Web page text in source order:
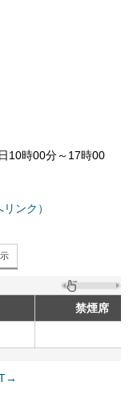
10時00分～17時00
ンク）
禁煙席